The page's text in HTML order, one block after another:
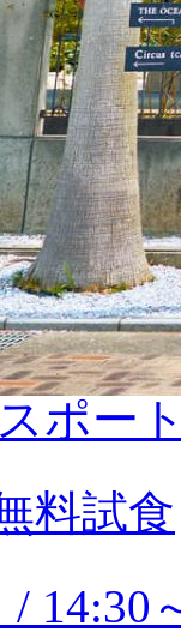
ポー
料試食
14:30